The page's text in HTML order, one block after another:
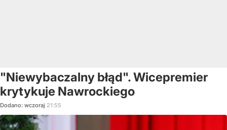
"Niewybaczalny błąd". Wicepremier
krytykuje Nawrockiego
Dodano: wczoraj 21:55